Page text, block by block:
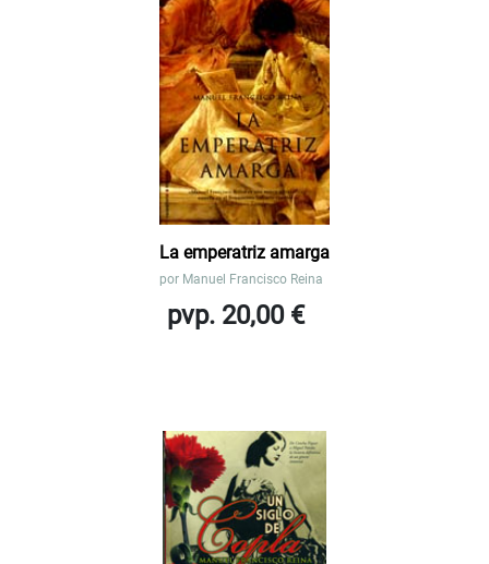
La emperatriz amarga
por Manuel Francisco Reina
pvp. 20,00 €